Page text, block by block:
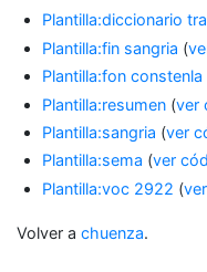
Plantilla:diccionario
Plantilla:fin sangria (
Plantilla:fon constenla
Plantilla:resumen (ver
Plantilla:sangria (ver
Plantilla:sema (ver
Plantilla:voc 2922 (
Volver a chuenza.